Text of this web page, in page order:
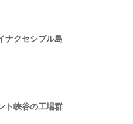
ナクセシブル島
ト峡谷の工場群